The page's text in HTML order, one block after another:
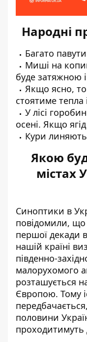
Народні
Багато
Миші на
буде затяжною
Якщо ясно,
стоятиме тепла
У лісі
осені. Якщо
Кури
Якою
містах
Синоптики в
повідомили, що
першої декади
нашій країні
південно-
малорухомого
розташується
Європою. Тому
половини
проходитимуть